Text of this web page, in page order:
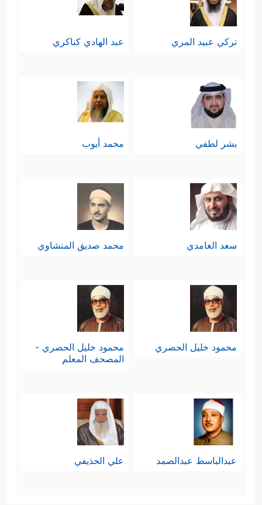
تركي عبيد المري عبد الهادي كناكري
بشر لطفي محمد أيوب
سعد الغامدي محمد صديق المنشاوي
محمود خليل الحصري
محمود خليل الحصري -
المصحف المعلم
عبدالباسط عبدالصمد علي الحذيفي